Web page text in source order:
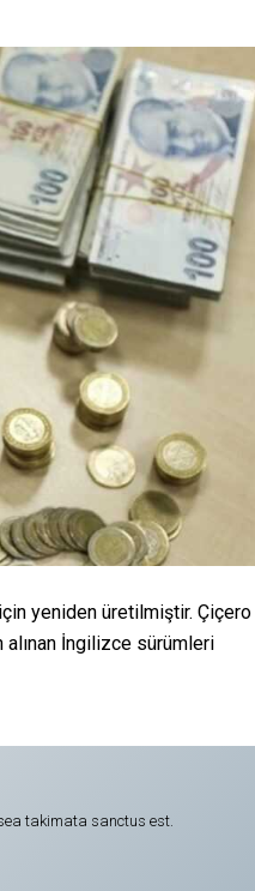
yeniden üretilmiştir. Çiçero
alınan İngilizce sürümleri
takimata sanctus est.